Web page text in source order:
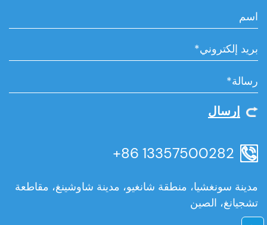
إرسال
+86 13357500282
مدينة سونغشيا، منطقة شانغيو، مدينة شاوشينغ، مقاطعة
تشجيانغ، الصين